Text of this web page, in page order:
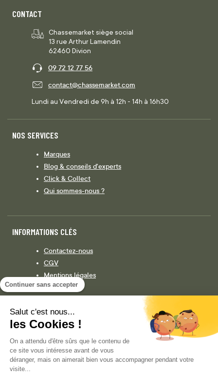
Continuer sans accepter
Salut c'est nous...
les Cookies !
On a attendu d'être sûrs que le contenu de
ce site vous intéresse avant de vous
déranger, mais on aimerait bien vous accompagner pendant votre
visite...
CONTACT
Chassemarket siège social
13 rue Arthur Lamendin
62460 Divion
09 72 12 77 56
contact@chassemarket.com
Lundi au Vendredi de 9h à 12h - 14h à 16h30
NOS SERVICES
Marques
Blog & conseils d'experts
Click & Collect
Qui sommes-nous ?
INFORMATIONS CLÉS
Contactez-nous
CGV
Mentions légales
Législation
Facebook Instagram